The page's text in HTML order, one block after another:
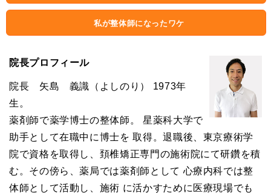
私が整体師になったワケ
院長プロフィール
院長 矢島 義識（よしのり） 1973年
生。
薬剤師で薬学博士の整体師。 星薬科大学で
助手として在職中に博士を 取得。退職後、東京療術学
院で資格を取得し、頚椎矯正専門の施術院にて研鑽を積
む。その傍ら、薬局では薬剤師として 心療内科では整
体師として活動し、施術 に活かすために医療現場でも